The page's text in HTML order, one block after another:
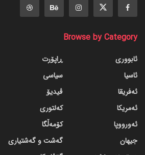
Browse by Category
ئابووری
ئاسیا
ئەفریقا
ئەمریکا
ئەورووپا
جیهان
ڕاپۆرت
سیاسی
ڤیدیۆ
کەلتوری
کۆمەڵگا
گه‌شت و گه‌شتیاری